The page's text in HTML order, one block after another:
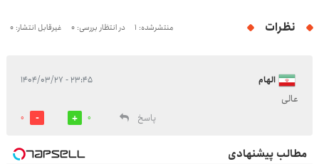
نظرات منتشرشده: 1 در انتظار بررسی: 0 غیرقابل انتشار: 0
الهام ۲۳:۴۵ - ۱۴۰۴/۰۳/۲۷
عالی
پاسخ
0
0
مطالب پیشنهادی